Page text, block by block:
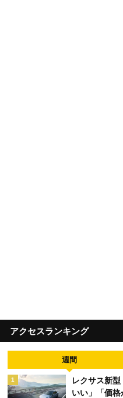
アクセスランキング
週間
1
レクサス新
いい」「価